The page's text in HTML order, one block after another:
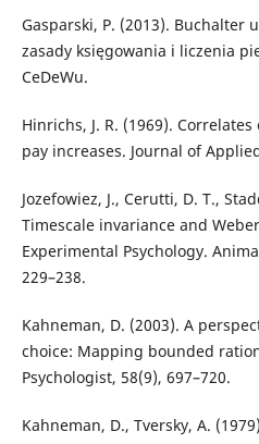
Gasparski, P. (2013). Buchalter
zasady księgowania i liczenia
CeDeWu.
Hinrichs, J. R. (1969).
pay increases. Journal of
Jozefowiez, J., Cerutti, D. T.,
Timescale invariance and
Experimental Psychology.
229–238.
Kahneman, D. (2003). A
choice: Mapping bounded
Psychologist, 58(9), 697–720.
Kahneman, D., Tversky, A.